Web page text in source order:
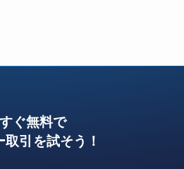
ぐ無料で
取引を試そう！